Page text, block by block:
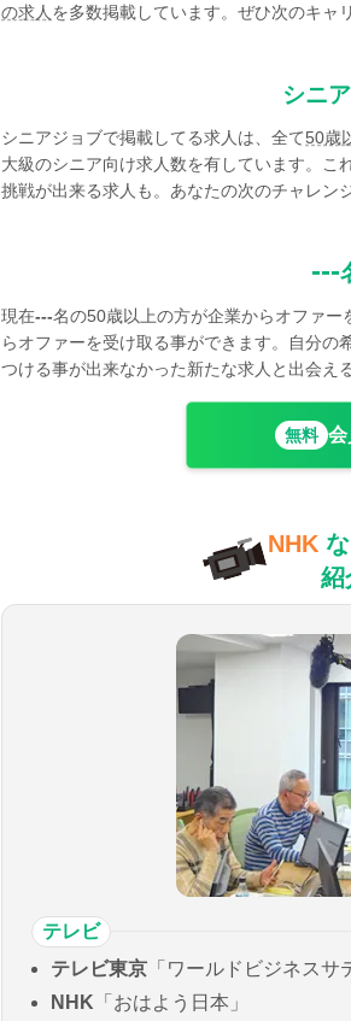
の求人 を多数掲載しています。ぜひ次のキャ
シニ
シニアジョブで掲載してる求人は、全て50歳
大級のシニア向け求人数を有しています。こ
挑戦が出来る求人も。あなたの次のチャレン
---
現在---名の50歳以上の方が企業からオファ
らオファーを受け取る事ができます。自分の
つける事が出来なかった新たな求人と出会え
無料 会
NHK
紹
テレビ
テレビ東京 「ワールドビジネスサ
NHK 「おはよう日本」